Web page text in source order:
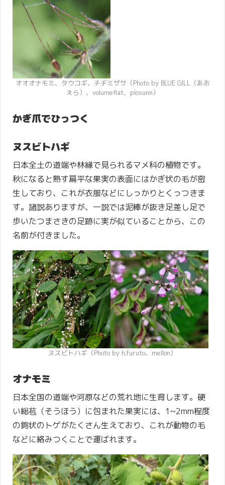
オオオナモミ、タウコギ、チヂミザサ（Photo by BLUE GILL（あお
えら）、volumeflat、piosunn）
かぎ爪でひっつく
ヌスビトハギ
日本全土の道端や林縁で見られるマメ科の植物です。
秋になると熟す扁平な果実の表面にはかぎ状の毛が密
生しており、これが衣服などにしっかりとくっつきま
す。諸説ありますが、一説では泥棒が抜き足差し足で
歩いたつまさきの足跡に実が似ていることから、この
名前が付きました。
ヌスビトハギ（Photo by h.furuto、mellon）
オナモミ
日本全国の道端や河原などの荒れ地に生育します。硬
い総苞（そうほう）に包まれた果実には、1~2mm程度
の鉤状のトゲがたくさん生えており、これが動物の毛
などに絡みつくことで運ばれます。